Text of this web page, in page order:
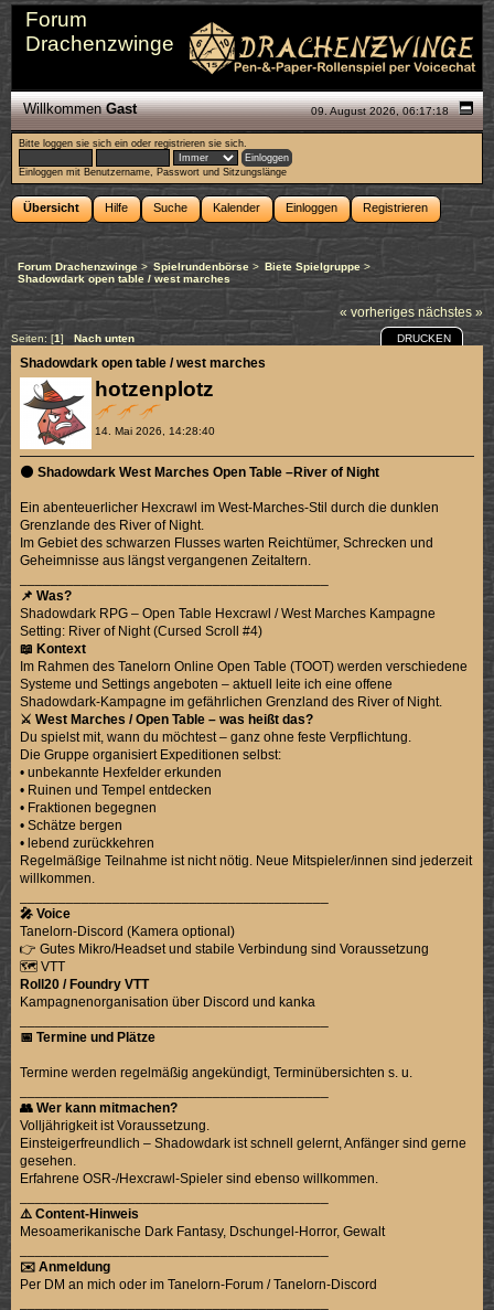
Forum
Drachenzwinge
09. August 2026, 06:17:18
WillkommenGast
Bitte loggen sie sich ein oderregistrieren sie sich.
Einloggen mit Benutzername, Passwort und Sitzungslänge
Übersicht Hilfe Suche Kalender Einloggen Registrieren
Forum Drachenzwinge > Spielrundenbörse> Biete Spielgruppe>
Shadowdark open table / west marches
« vorheriges nächstes »
Seiten: [1] Nach unten DRUCKEN
hotzenplotz
14. Mai 2026, 14:28:40
Shadowdark open table / west marches
🌑 Shadowdark West Marches Open Table –River of Night
Ein abenteuerlicher Hexcrawl im West-Marches-Stil durch die dunklen
Grenzlande des River of Night.
Im Gebiet des schwarzen Flusses warten Reichtümer, Schrecken und
Geheimnisse aus längst vergangenen Zeitaltern.
📌 Was?
Shadowdark RPG – Open Table Hexcrawl / West Marches Kampagne
Setting: River of Night (Cursed Scroll #4)
📖 Kontext
Im Rahmen des Tanelorn Online Open Table (TOOT) werden verschiedene
Systeme und Settings angeboten – aktuell leite ich eine offene
Shadowdark-Kampagne im gefährlichen Grenzland des River of Night.
⚔️ West Marches / Open Table – was heißt das?
Du spielst mit, wann du möchtest – ganz ohne feste Verpflichtung.
Die Gruppe organisiert Expeditionen selbst:
• unbekannte Hexfelder erkunden
• Ruinen und Tempel entdecken
• Fraktionen begegnen
• Schätze bergen
• lebend zurückkehren
Regelmäßige Teilnahme ist nicht nötig. Neue Mitspieler/innen sind jederzeit
willkommen.
🎤 Voice
Tanelorn-Discord (Kamera optional)
👉 Gutes Mikro/Headset und stabile Verbindung sind Voraussetzung
🗺️ VTT
Roll20 / Foundry VTT
Kampagnenorganisation über Discord und kanka
📅 Termine und Plätze
Termine werden regelmäßig angekündigt, Terminübersichten s. u.
👥 Wer kann mitmachen?
Volljährigkeit ist Voraussetzung.
Einsteigerfreundlich – Shadowdark ist schnell gelernt, Anfänger sind gerne
gesehen.
Erfahrene OSR-/Hexcrawl-Spieler sind ebenso willkommen.
⚠️ Content-Hinweis
Mesoamerikanische Dark Fantasy, Dschungel-Horror, Gewalt
✉️ Anmeldung
Per DM an mich oder im Tanelorn-Forum / Tanelorn-Discord